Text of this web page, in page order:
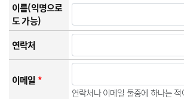
이름(익명으로
도 가능)
연락처
이메일*
연락처나 이메일 둘중에 하나는 적